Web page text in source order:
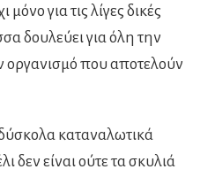
για τις λίγες δικές
δουλεύει για όλη την
οργανισμό που αποτελούν
καταναλωτικά
δεν είναι ούτε τα σκυλιά